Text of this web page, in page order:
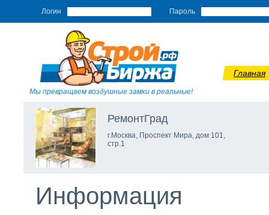
Логин Пароль
Мы превращаем воздушные замки в реальные!
Главная
РемонтГрад
г.Москва, Проспект Мира, дом 101,
стр.1
Информация